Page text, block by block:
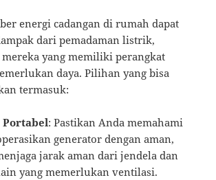
energi cadangan di rumah dapat
dari pemadaman listrik,
yang memiliki perangkat
daya. Pilihan yang bisa
termasuk:
: Pastikan Anda memahami
generator dengan aman,
jarak aman dari jendela dan
yang memerlukan ventilasi.